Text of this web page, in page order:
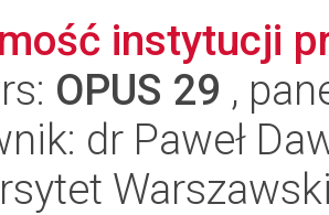
instytucji
OPUS 29 ,
dr Paweł